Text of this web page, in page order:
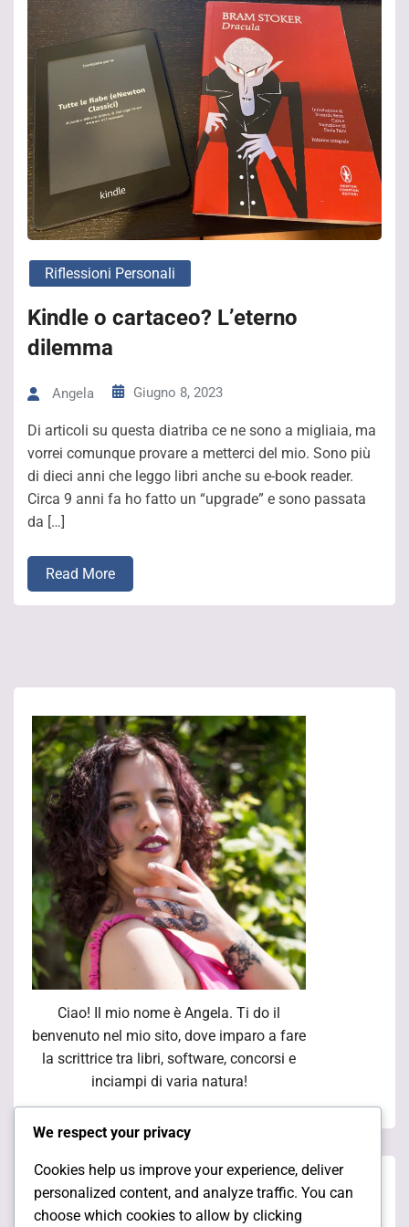
Riflessioni Personali
Kindle o cartaceo? L’eterno
dilemma
Angela Giugno 8, 2023
Di articoli su questa diatriba ce ne sono a migliaia, ma
vorrei comunque provare a metterci del mio. Sono più
di dieci anni che leggo libri anche su e-book reader.
Circa 9 anni fa ho fatto un “upgrade” e sono passata
da […]
Read More
Ciao! Il mio nome è Angela. Ti do il
benvenuto nel mio sito, dove imparo a fare
la scrittrice tra libri, software, concorsi e
inciampi di varia natura!
Pagine
We respect your privacy
Cookies help us improve your experience, deliver
personalized content, and analyze traffic. You can
choose which cookies to allow by clicking